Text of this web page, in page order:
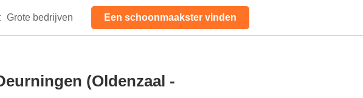
Grote bedrijven Een schoonmaakster vinden
(Oldenzaal -